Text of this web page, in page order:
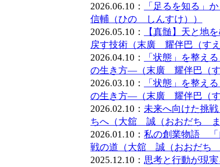
2026.06.10：
「足るを知る」
信輔（ひの しんすけ））
2026.05.10：
【真髄】天と地
戻す技術（末廣 耀伴巴（す
2026.04.10：
「状態」を整え
の生き方―（末廣 耀伴巴（
2026.03.10：
「状態」を整え
の生き方―（末廣 耀伴巴（
2026.02.10： 未来へ向けた挑
ちへ（大舘 誠（おおだち
2026.01.10： 私の創業物語 「
戦の道（大舘 誠（おおだち
2025.12.10： 思考と行動が現